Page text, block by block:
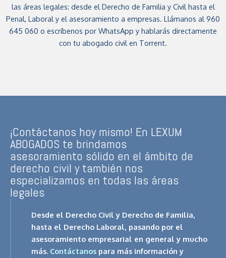
las áreas legales: desde el Derecho de Familia y Civil hasta el
Penal, Laboral y el asesoramiento a empresas. Llámanos al 960
645 060 o escríbenos por WhatsApp y hablarás directamente
con tu abogado civil en Torrent.
¡Contáctanos hoy mismo! En LEXUM
ABOGADOS te brindamos
asesoramiento sólido en el ámbito de
derecho civil y también nos
especializamos en todas las áreas
legales
Desde el Derecho Civil y Derecho de Familia,
hasta el Derecho Laboral, pasando por el
asesoramiento empresarial en general y mucho
más. Contáctanos para más información y